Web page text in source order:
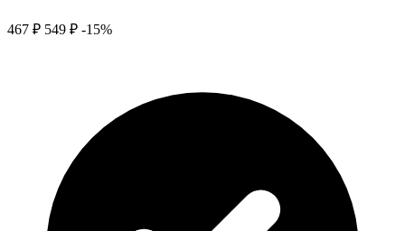
467 ₽ 549 ₽ -15%